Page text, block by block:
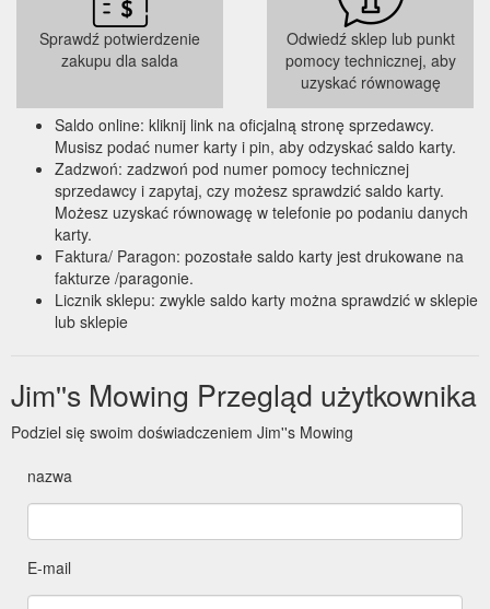
Sprawdź potwierdzenie
zakupu dla salda
Odwiedź sklep lub punkt
pomocy technicznej, aby
uzyskać równowagę
Saldo online: kliknij link na oficjalną stronę sprzedawcy.
Musisz podać numer karty i pin, aby odzyskać saldo karty.
Zadzwoń: zadzwoń pod numer pomocy technicznej
sprzedawcy i zapytaj, czy możesz sprawdzić saldo karty.
Możesz uzyskać równowagę w telefonie po podaniu danych
karty.
Faktura/ Paragon: pozostałe saldo karty jest drukowane na
fakturze /paragonie.
Licznik sklepu: zwykle saldo karty można sprawdzić w sklepie
lub sklepie
Jim''s Mowing Przegląd użytkownika
Podziel się swoim doświadczeniem Jim''s Mowing
nazwa
E-mail